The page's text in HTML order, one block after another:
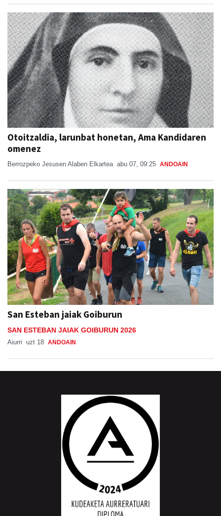
Otoitzaldia, larunbat honetan, Ama Kandidaren
omenez
Berrozpeko Jesusen Alaben Elkartea abu 07, 09:25 ANDOAIN
San Esteban jaiak Goiburun
SAN ESTEBAN JAIAK GOIBURUN 2026
Aiurri uzt 18 ANDOAIN